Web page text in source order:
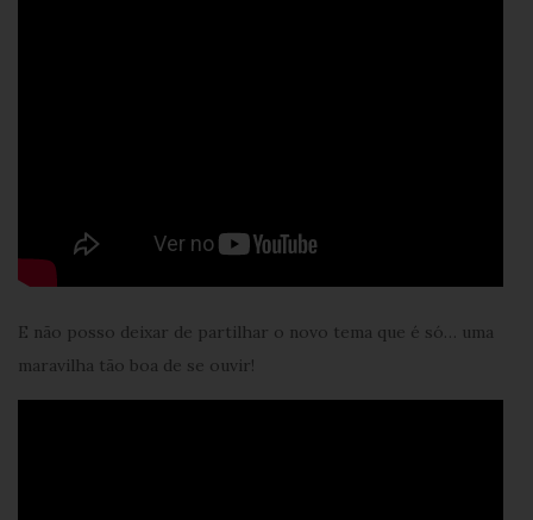
E não posso deixar de partilhar o novo tema que é só… uma
maravilha tão boa de se ouvir!